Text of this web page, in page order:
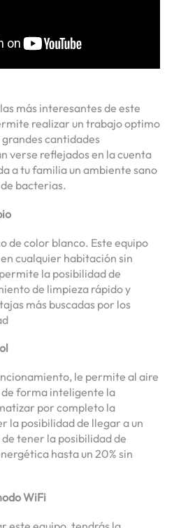
más interesantes de este
realizar un trabajo optimo
cantidades
verse reflejados en la cuenta
a tu familia un ambiente sano
bacterias.
de color blanco. Este equipo
cualquier habitación sin
la posibilidad de
de limpieza rápido y
más buscadas por los
le permite al aire
forma inteligente la
por completo la
la posibilidad de llegar a un
tener la posibilidad de
hasta un 20% sin
WiFi